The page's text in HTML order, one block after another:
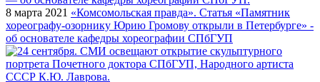
8 марта 2021 «Комсомольская правда». Статья «Памятник
хореографу-озорнику Юрию Громову открыли в Петербурге» -
об основателе кафедры хореографии СПбГУП